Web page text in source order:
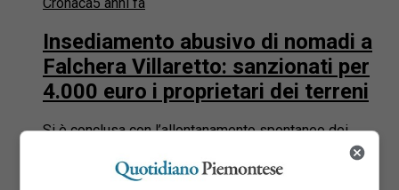
Insediamento abusivo di nomadi a
Falchera Villaretto: sanzionati per
4.000 euro i proprietari dei terreni
Si è conclusa con l’allontanamento spontaneo dei
nomadi che abusivamente avevano occupato la strada
del Villaretto, nel tratto compreso tra strada Cuorgnè e
l’interno di strada...